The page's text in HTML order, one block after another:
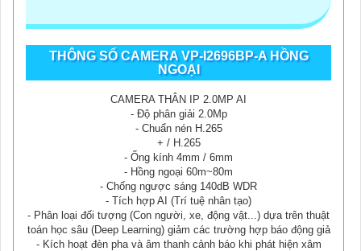
THÔNG SỐ CAMERA VP-I2696BP-A HỒNG
NGOẠI
CAMERA THÂN IP 2.0MP AI
- Độ phân giải 2.0Mp
- Chuẩn nén H.265
+ / H.265
- Ống kính 4mm / 6mm
- Hồng ngoại 60m~80m
- Chống ngược sáng 140dB WDR
- Tích hợp AI (Trí tuệ nhân tạo)
- Phân loại đối tượng (Con người, xe, động vật...) dựa trên thuật
toán học sâu (Deep Learning) giảm các trường hợp báo động giả
- Kích hoạt đèn pha và âm thanh cảnh báo khi phát hiện xâm